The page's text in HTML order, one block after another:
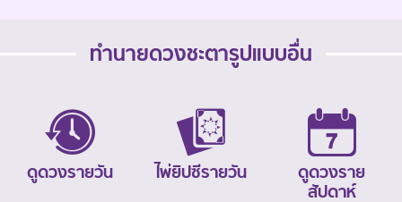
ทำนายดวงชะตารูปแบบอื่น
ดูดวงรายวัน ไพ่ยิปซีรายวัน
ดูดวงราย
สัปดาห์